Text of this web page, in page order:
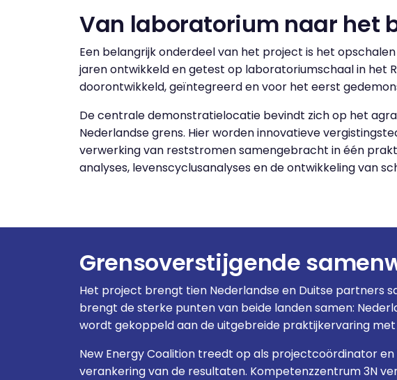
Van laboratorium naar het
Een belangrijk onderdeel van het project is het
jaren ontwikkeld en getest op laboratoriumschaal in het
doorontwikkeld, geïntegreerd en voor het eerst
De centrale demonstratielocatie bevindt zich op het
Nederlandse grens. Hier worden innovatieve
verwerking van reststromen samengebracht in één
analyses, levenscyclusanalyses en de ontwikkeling van
Grensoverstijgende
Het project brengt tien Nederlandse en Duitse partners
brengt de sterke punten van beide landen samen:
wordt gekoppeld aan de uitgebreide praktijkervaring met
New Energy Coalition treedt op als projectcoördinator
verankering van de resultaten. Kompetenzzentrum 3N